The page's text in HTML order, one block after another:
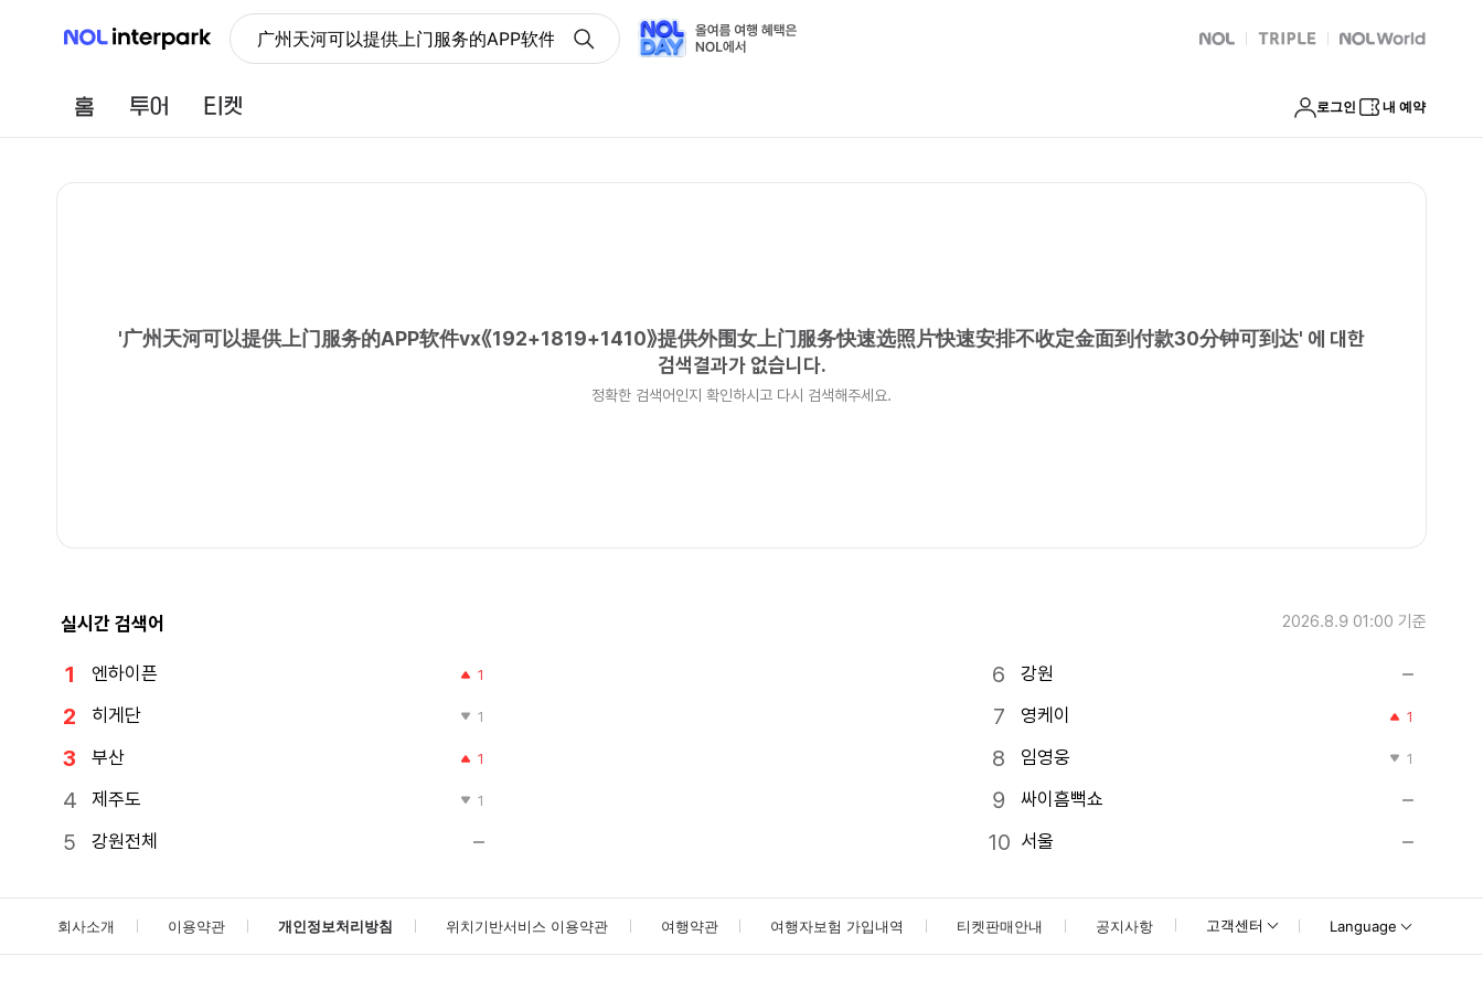
NOL 인터파크 广州天河可以提供上门服务的APP软件vx《192+1819+1410》提供外围女上门服务快速选照片快速安排不收定金面到付款30分钟可到达
NOL 트리플 Global Interpark
홈 투어 로그인 내 예약
'广州天河可以提供上门服务的APP软件vx《192+1819+1410》提供外围女上门服务快速选照片快速安排不收定金面到付款30分钟可到达' 에 대한
검색결과가 없습니다.
정확한 검색어인지 확인하시고 다시 검색해주세요.
실시간 검색어 2026.8.9 01:00 기준
엔하이픈 1
히게단 1
부산 1
제주도 1
강원전체
강원
영케이
1
임영웅 1
싸이흠뻑쇼
서울
회사소개 이용약관 개인정보처리방침 위치기반서비스 이용약관 여행약관 여행자보험 가입내역 티켓판매안내 공지사항 고객센터 Language